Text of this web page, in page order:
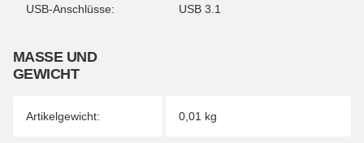
USB-Anschlüsse: USB 3.1
MASSE UND G
EWICHT
Artikelgewicht: 0,01 kg